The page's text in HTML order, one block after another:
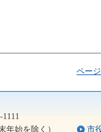
ペー
年始を除く）
市